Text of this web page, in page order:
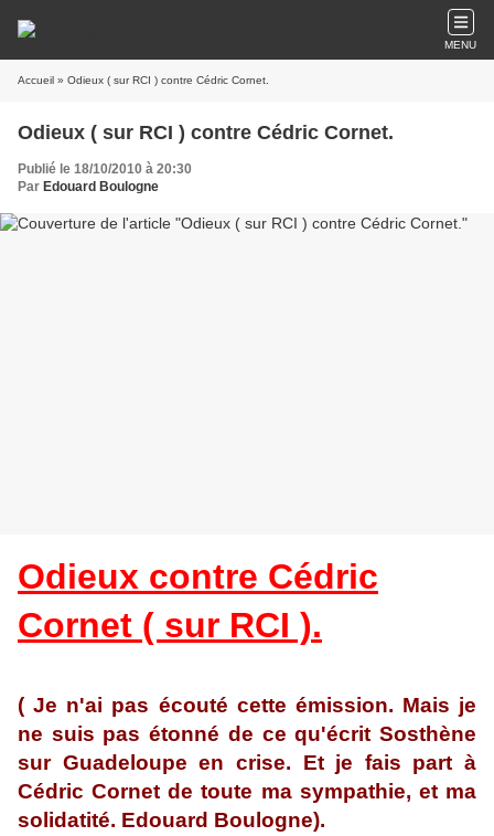
MENU
Accueil » Odieux ( sur RCI ) contre Cédric Cornet.
Odieux ( sur RCI ) contre Cédric Cornet.
Publié le 18/10/2010 à 20:30
Par Edouard Boulogne
Odieux contre Cédric
Cornet ( sur RCI ).
( Je n'ai pas écouté cette émission. Mais je
ne suis pas étonné de ce qu'écrit Sosthène
sur Guadeloupe en crise. Et je fais part à
Cédric Cornet de toute ma sympathie, et ma
solidatité. Edouard Boulogne).